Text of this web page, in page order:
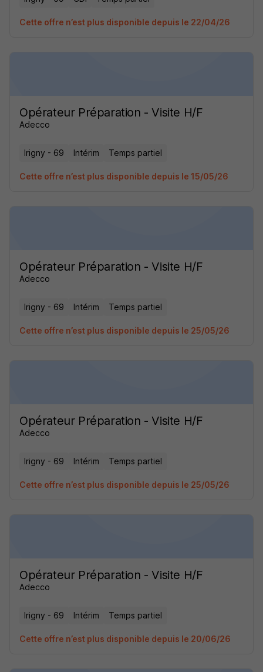
Cette offre n’est plus disponible depuis le 22/04/26
Opérateur Préparation - Visite H/F
Adecco
Irigny - 69 Intérim Temps partiel
Cette offre n’est plus disponible depuis le 15/05/26
Opérateur Préparation - Visite H/F
Adecco
Irigny - 69 Intérim Temps partiel
Cette offre n’est plus disponible depuis le 25/05/26
Opérateur Préparation - Visite H/F
Adecco
Irigny - 69 Intérim Temps partiel
Cette offre n’est plus disponible depuis le 25/05/26
Opérateur Préparation - Visite H/F
Adecco
Irigny - 69 Intérim Temps partiel
Cette offre n’est plus disponible depuis le 20/06/26